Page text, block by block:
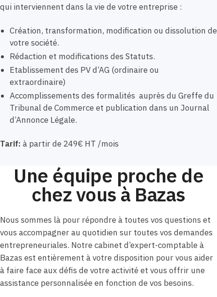
qui interviennent dans la vie de votre entreprise :
Création, transformation, modification ou dissolution de
votre société.
Rédaction et modifications des Statuts.
Etablissement des PV d’AG (ordinaire ou
extraordinaire)
Accomplissements des formalités auprès du Greffe du
Tribunal de Commerce et publication dans un Journal
d’Annonce Légale.
Tarif: à partir de 249€ HT /mois
Une équipe proche de
chez vous à Bazas
Nous sommes là pour répondre à toutes vos questions et
vous accompagner au quotidien sur toutes vos demandes
entrepreneuriales. Notre cabinet d’expert-comptable à
Bazas est entièrement à votre disposition pour vous aider
à faire face aux défis de votre activité et vous offrir une
assistance personnalisée en fonction de vos besoins.